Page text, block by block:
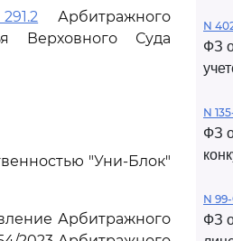
Арбитражного
Верховного Суда
"Уни-Блок"
Арбитражного
N
ФЗ
N
ФЗ
N
ФЗ